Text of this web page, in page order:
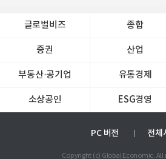
글로벌비즈 종합
증권 산업
부동산·공기업 유통경제
소상공인 ESG경영
PC 버전 전체
Copyright (c) Global Economic. All